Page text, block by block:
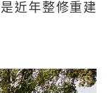
近年整修重建